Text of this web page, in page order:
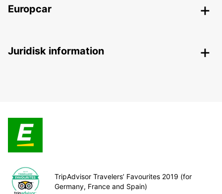
Europcar
Juridisk information
TripAdvisor Travelers’ Favourites 2019 (for
Germany, France and Spain)